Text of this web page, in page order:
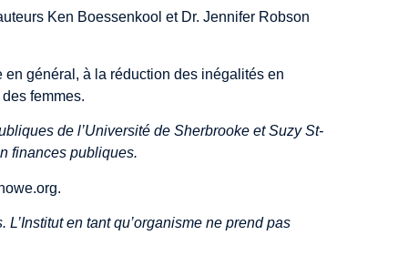
Ken Boessenkool et Dr. Jennifer Robson
général, à la réduction des inégalités en
femmes.
de l’Université de Sherbrooke et Suzy St-
finances publiques.
.
en tant qu’organisme ne prend pas